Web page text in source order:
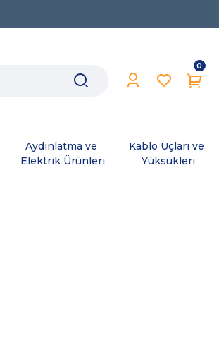
0
Aydınlatma ve
Elektrik Ürünleri
Kablo Uçları ve
Yüksükleri